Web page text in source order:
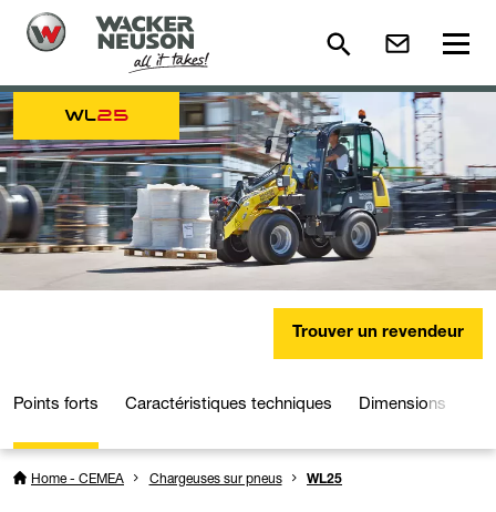
WL25
Trouver un revendeur
Points forts Caractéristiques techniques Dimensions
Home - CEMEA Chargeuses sur pneus WL25